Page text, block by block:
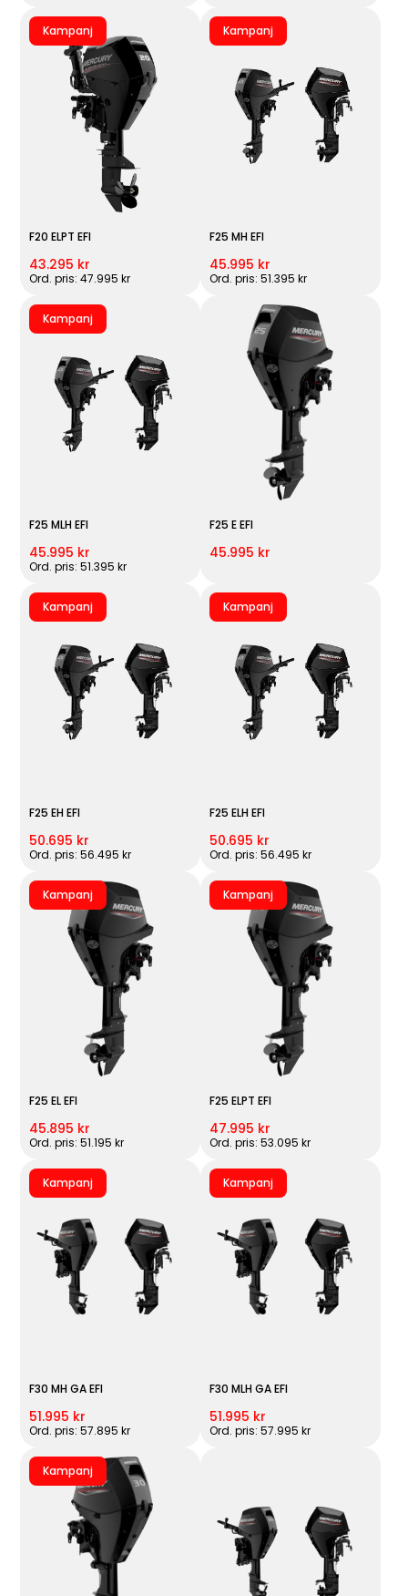
Kampanj
F20 ELPT EFI
43.295 kr
Ord. pris: 47.995 kr
Kampanj
F25 MH EFI
45.995 kr
Ord. pris: 51.395 kr
Kampanj
F25 MLH EFI
45.995 kr
Ord. pris: 51.395 kr
F25 E EFI
45.995 kr
Kampanj
F25 EH EFI
50.695 kr
Ord. pris: 56.495 kr
Kampanj
F25 ELH EFI
50.695 kr
Ord. pris: 56.495 kr
Kampanj
F25 EL EFI
45.895 kr
Ord. pris: 51.195 kr
Kampanj
F25 ELPT EFI
47.995 kr
Ord. pris: 53.095 kr
Kampanj
F30 MH GA EFI
51.995 kr
Ord. pris: 57.895 kr
Kampanj
F30 MLH GA EFI
51.995 kr
Ord. pris: 57.995 kr
Kampanj